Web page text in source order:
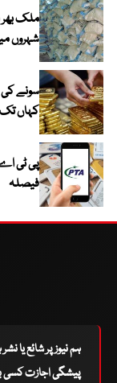
ملک
شہروں میں 20 کلو تھیلا 100
سونے کی
کہاں تک
پی ٹی
فیصلہ
ہم نیوز پر شائع یا
پیشگی اجازت کسی